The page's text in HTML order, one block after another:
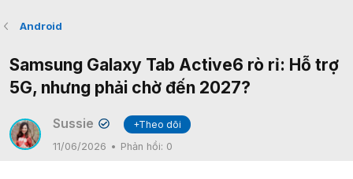
Android
Samsung Galaxy Tab Active6 rò rỉ: Hỗ trợ
5G, nhưng phải chờ đến 2027?
Sussie ✔
+Theo dõi
11/06/2026
Phản hồi: 0